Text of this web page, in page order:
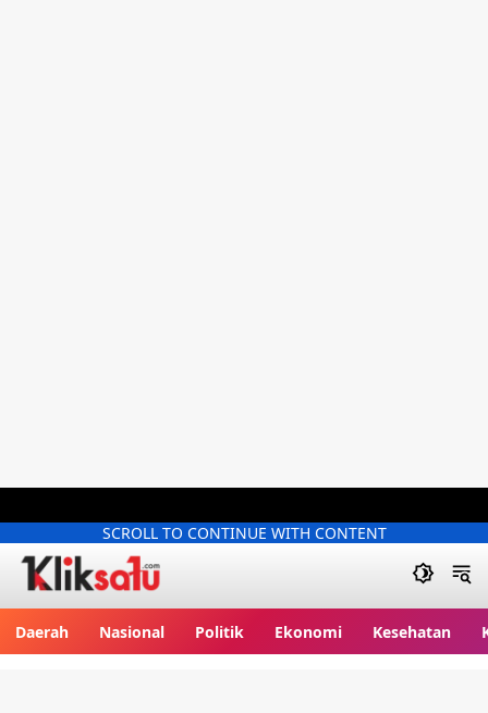
SCROLL TO CONTINUE WITH CONTENT
Daerah Nasional Politik Ekonomi Kesehatan